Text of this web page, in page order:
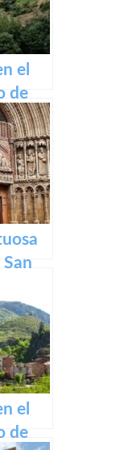
el
de
de
La
San
el
de